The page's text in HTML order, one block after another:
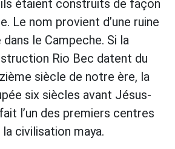
étaient construits de façon
Le nom provient d’une ruine
le Campeche. Si la
Rio Bec datent du
siècle de notre ère, la
six siècles avant Jésus-
l’un des premiers centres
civilisation maya.